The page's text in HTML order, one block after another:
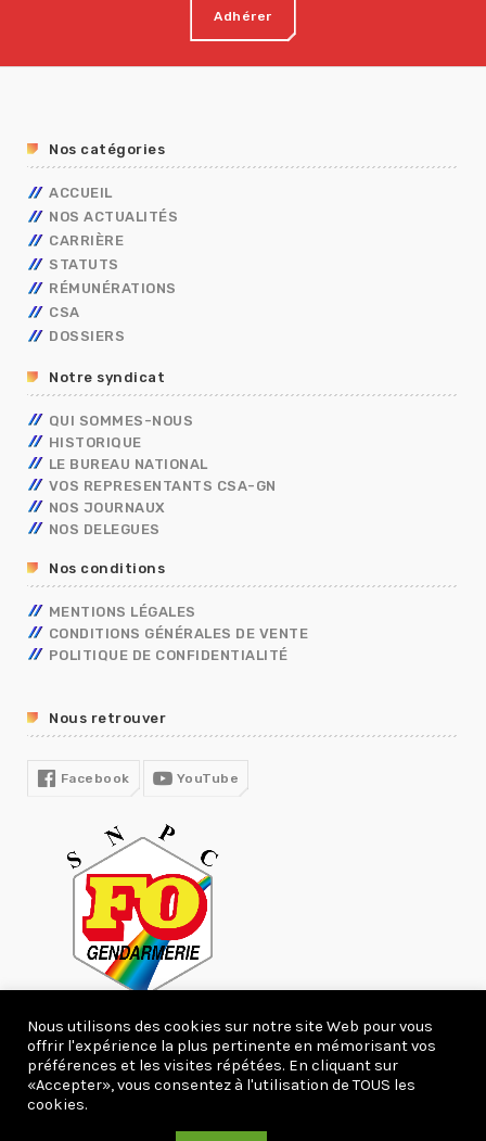
Adhérer
Nos catégories
ACCUEIL
NOS ACTUALITÉS
CARRIÈRE
AVANCEMENT
TECHNIQUES
OUVRIER DE L’ETAT
MOBILITÉ
CAP
CONCOURS/EXAMENS
STATUTS
FONCTIONNAIRES
ADMINISTRATIFS
OUVRIER DE L’ETAT
CONTRACTUELS
ASSISTANT DE SERVICE SOCIAL
RÉMUNÉRATIONS
CALENDRIER DE PAYE
GRILLES INDICIAIRES
PRIMES
ISS
CSA
GENDARMERIE
DOSSIERS
ELECTIONS PRO 2026
CONGÉS
DIALOGUE SOCIAL
ENTRETIEN PROFESSIONNEL
RÈGLEMENTS INTÉRIEURS
TÉLÉTRAVAIL
FORMATION
R13
COVID19
Notre syndicat
QUI SOMMES-NOUS
HISTORIQUE
LE BUREAU NATIONAL
VOS REPRESENTANTS CSA-GN
NOS JOURNAUX
NOS DELEGUES
Nos conditions
MENTIONS LÉGALES
CONDITIONS GÉNÉRALES DE VENTE
POLITIQUE DE CONFIDENTIALITÉ
Nous retrouver
Facebook YouTube
Copyright 2020 webcreation66.com.
ACTUALITÉS
Nous utilisons des cookies sur notre site Web pour vous
offrir l'expérience la plus pertinente en mémorisant vos
préférences et les visites répétées. En cliquant sur
«Accepter», vous consentez à l'utilisation de TOUS les
cookies.